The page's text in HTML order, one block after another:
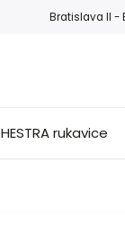
Bratislava II -
HESTRA rukavice